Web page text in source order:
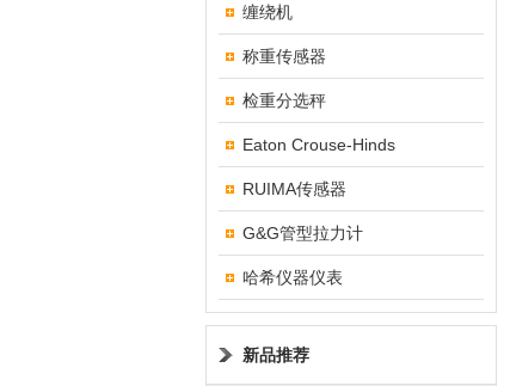
缠绕机
称重传感器
检重分选秤
Eaton Crouse-Hinds
RUIMA传感器
G&G管型拉力计
哈希仪器仪表
新品推荐